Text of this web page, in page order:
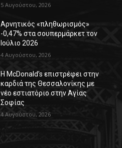
5 Αυγούστου, 2026
Αρνητικός «πληθωρισμός»
-0,47% στα σουπερμάρκετ τον
Ιούλιο 2026
4 Αυγούστου, 2026
Η McDonald’s επιστρέφει στην
καρδιά της Θεσσαλονίκης με
νέο εστιατόριο στην Αγίας
Σοφίας
4 Αυγούστου, 2026